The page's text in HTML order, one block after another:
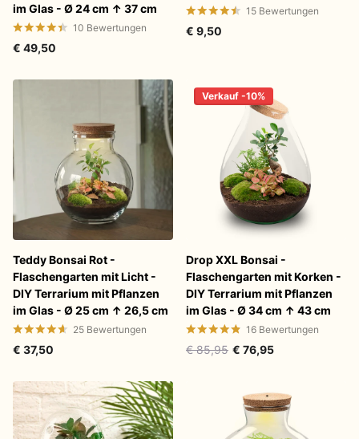
im Glas - Ø 24 cm ↑ 37 cm
10 Bewertungen
€ 49,50
15 Bewertungen
€ 9,50
Teddy Bonsai Rot -
Flaschengarten mit Licht -
DIY Terrarium mit Pflanzen
im Glas - Ø 25 cm ↑ 26,5 cm
25 Bewertungen
€ 37,50
Verkauf -10%
Drop XXL Bonsai -
Flaschengarten mit Korken -
DIY Terrarium mit Pflanzen
im Glas - Ø 34 cm ↑ 43 cm
16 Bewertungen
€ 85,95 € 76,95